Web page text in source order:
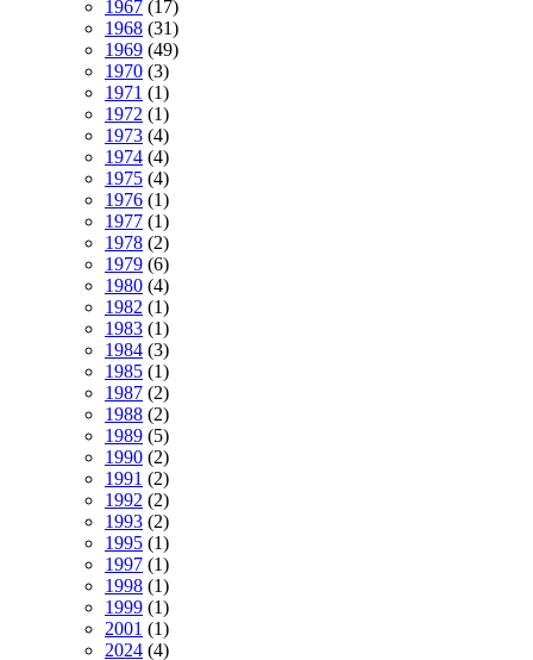
1967 (17)
1968 (31)
1969 (49)
1970 (3)
1971 (1)
1972 (1)
1973 (4)
1974 (4)
1975 (4)
1976 (1)
1977 (1)
1978 (2)
1979 (6)
1980 (4)
1982 (1)
1983 (1)
1984 (3)
1985 (1)
1987 (2)
1988 (2)
1989 (5)
1990 (2)
1991 (2)
1992 (2)
1993 (2)
1995 (1)
1997 (1)
1998 (1)
1999 (1)
2001 (1)
2024 (4)